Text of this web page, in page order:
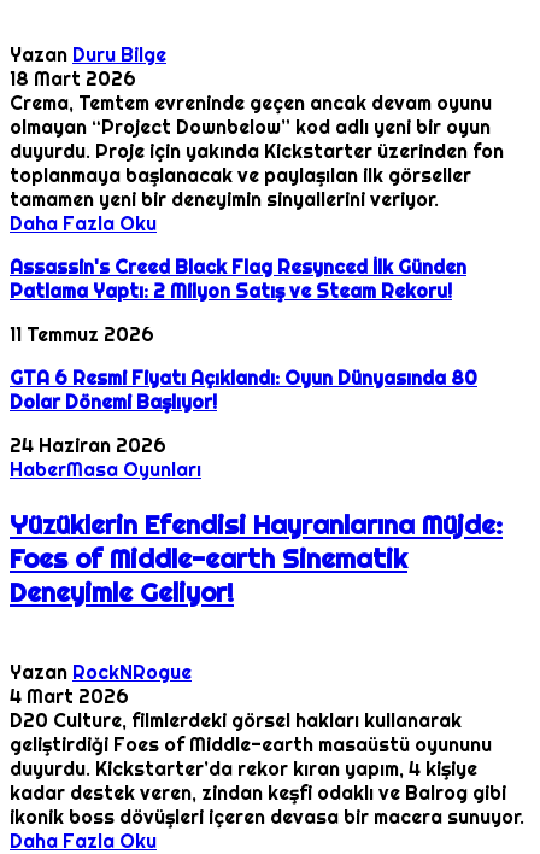
Yazan Duru Bilge
18 Mart 2026
Crema, Temtem evreninde geçen ancak devam oyunu
olmayan “Project Downbelow” kod adlı yeni bir oyun
duyurdu. Proje için yakında Kickstarter üzerinden fon
toplanmaya başlanacak ve paylaşılan ilk görseller
tamamen yeni bir deneyimin sinyallerini veriyor.
Daha Fazla Oku
Assassin's Creed Black Flag Resynced İlk Günden
Patlama Yaptı: 2 Milyon Satış ve Steam Rekoru!
11 Temmuz 2026
GTA 6 Resmi Fiyatı Açıklandı: Oyun Dünyasında 80
Dolar Dönemi Başlıyor!
24 Haziran 2026
HaberMasa Oyunları
Yüzüklerin Efendisi Hayranlarına Müjde:
Foes of Middle-earth Sinematik
Deneyimle Geliyor!
Yazan RockNRogue
4 Mart 2026
D20 Culture, filmlerdeki görsel hakları kullanarak
geliştirdiği Foes of Middle-earth masaüstü oyununu
duyurdu. Kickstarter’da rekor kıran yapım, 4 kişiye
kadar destek veren, zindan keşfi odaklı ve Balrog gibi
ikonik boss dövüşleri içeren devasa bir macera sunuyor.
Daha Fazla Oku